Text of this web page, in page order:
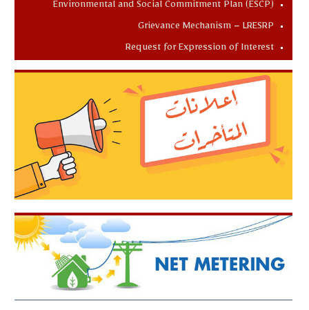
Environmental and Social Commitment Plan (ESCP)
Grievance Mechanism – LRESRP
Request for Expression of Interest